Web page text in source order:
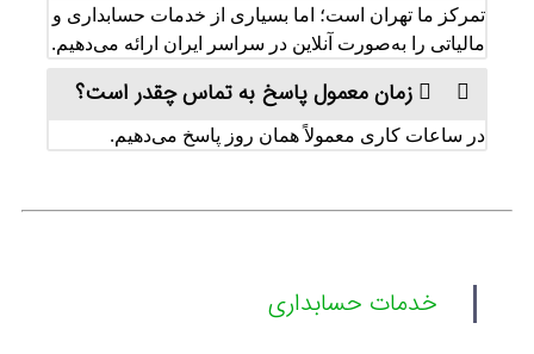
تمرکز ما تهران است؛ اما بسیاری از خدمات حسابداری و
مالیاتی را به‌صورت آنلاین در سراسر ایران ارائه می‌دهیم.
زمان معمول پاسخ به تماس چقدر است؟
در ساعات کاری معمولاً همان روز پاسخ می‌دهیم.
خدمات حسابداری